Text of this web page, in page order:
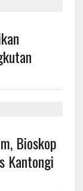
Bioskop
Kantongi